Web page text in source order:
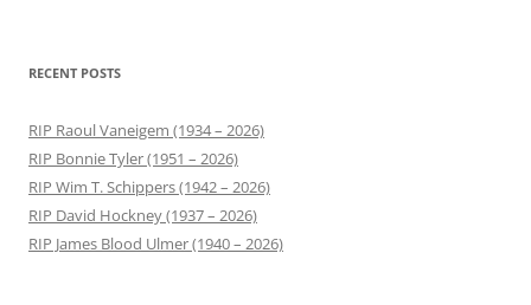
RECENT POSTS
RIP Raoul Vaneigem (1934 – 2026)
RIP Bonnie Tyler (1951 – 2026)
RIP Wim T. Schippers (1942 – 2026)
RIP David Hockney (1937 – 2026)
RIP James Blood Ulmer (1940 – 2026)